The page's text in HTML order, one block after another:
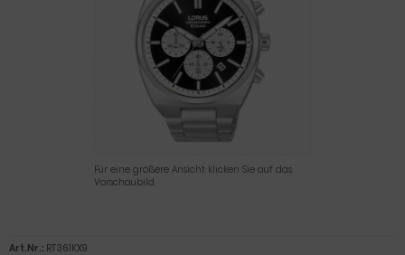
Für eine größere Ansicht klicken Sie auf das
Vorschaubild
Art.Nr.: RT361KX9